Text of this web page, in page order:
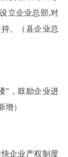
立企业总部,对
。（县企业总
，鼓励企业进
增）
企业产权制度